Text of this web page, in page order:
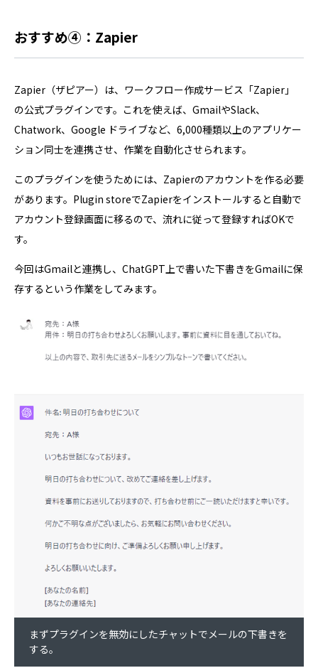
おすすめ④：Zapier
Zapier（ザピアー）は、ワークフロー作成サービス「Zapier」
の公式プラグインです。これを使えば、GmailやSlack、
Chatwork、Google ドライブなど、6,000種類以上のアプリケー
ション同士を連携させ、作業を自動化させられます。
このプラグインを使うためには、Zapierのアカウントを作る必要
があります。Plugin storeでZapierをインストールすると自動で
アカウント登録画面に移るので、流れに従って登録すればOKで
す。
今回はGmailと連携し、ChatGPT上で書いた下書きをGmailに保
存するという作業をしてみます。
まずプラグインを無効にしたチャットでメールの下書きを
する。